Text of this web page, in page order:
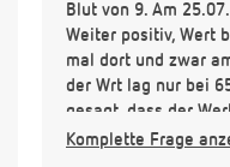
Blut von 9. Am
Weiter positiv, Wert
mal dort und zwar
der Wrt lag nur bei
gesagt, dass der
Aber es allerdings
Komplette Frage